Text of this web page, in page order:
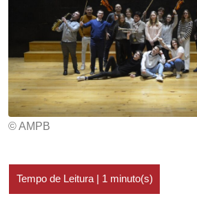
© AMPB